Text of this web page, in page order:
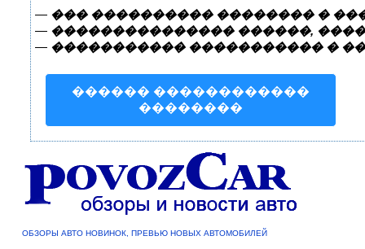
— ��� ���������� �������� �
— ��������������� ������,
— ����������� ����������� �
������ ������������
��������
ОБЗОРЫ АВТО НОВИНОК, ПРЕВЬЮ НОВЫХ АВТОМОБИЛЕЙ